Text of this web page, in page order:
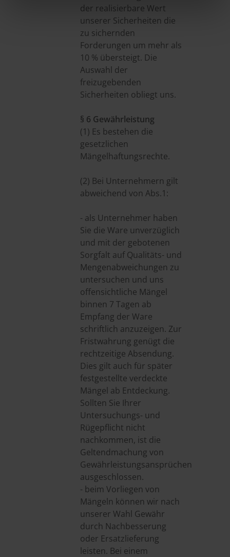
der realisierbare Wert
unserer Sicherheiten die
zu sichernden
Forderungen um mehr als
10 % übersteigt. Die
Auswahl der
freizugebenden
Sicherheiten obliegt uns.
§ 6 Gewährleistung
(1) Es bestehen die
gesetzlichen
Mängelhaftungsrechte.
(2) Bei Unternehmern gilt
abweichend von Abs.1:
- als Unternehmer haben
Sie die Ware unverzüglich
und mit der gebotenen
Sorgfalt auf Qualitäts- und
Mengenabweichungen zu
untersuchen und uns
offensichtliche Mängel
binnen 7 Tagen ab
Empfang der Ware
schriftlich anzuzeigen. Zur
Fristwahrung genügt die
rechtzeitige Absendung.
Dies gilt auch für später
festgestellte verdeckte
Mängel ab Entdeckung.
Sollten Sie Ihrer
Untersuchungs- und
Rügepflicht nicht
nachkommen, ist die
Geltendmachung von
Gewährleistungsansprüchen
ausgeschlossen.
- beim Vorliegen von
Mängeln können wir nach
unserer Wahl Gewähr
durch Nachbesserung
oder Ersatzlieferung
leisten. Bei einem